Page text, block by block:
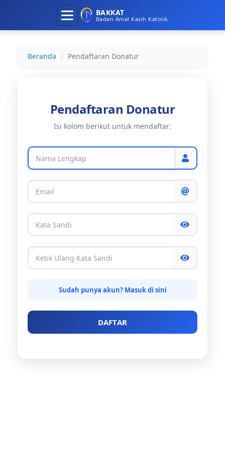
Toggle
navigation
BAKKAT
Badan Amal Kasih Katolik
Beranda Pendaftaran Donatur
Pendaftaran Donatur
Isi kolom berikut untuk mendaftar:
Sudah punya akun? Masuk di sini
DAFTAR